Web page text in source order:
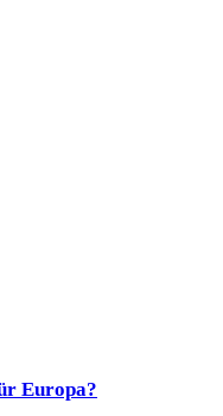
Europa?